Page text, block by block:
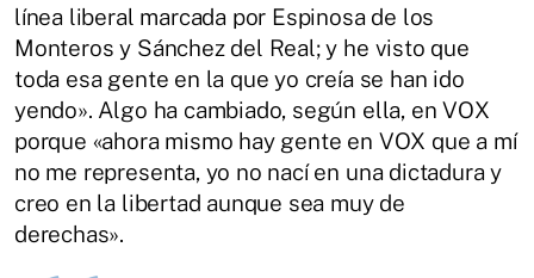
línea liberal marcada por Espinosa de los
Monteros y Sánchez del Real; y he visto que
toda esa gente en la que yo creía se han ido
yendo». Algo ha cambiado, según ella, en VOX
porque «ahora mismo hay gente en VOX que a mí
no me representa, yo no nací en una dictadura y
creo en la libertad aunque sea muy de
derechas».